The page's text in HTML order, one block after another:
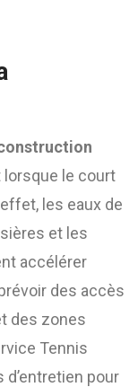
lorsque le court
les eaux de
et les
accélérer
des accès
des zones
Tennis
pour